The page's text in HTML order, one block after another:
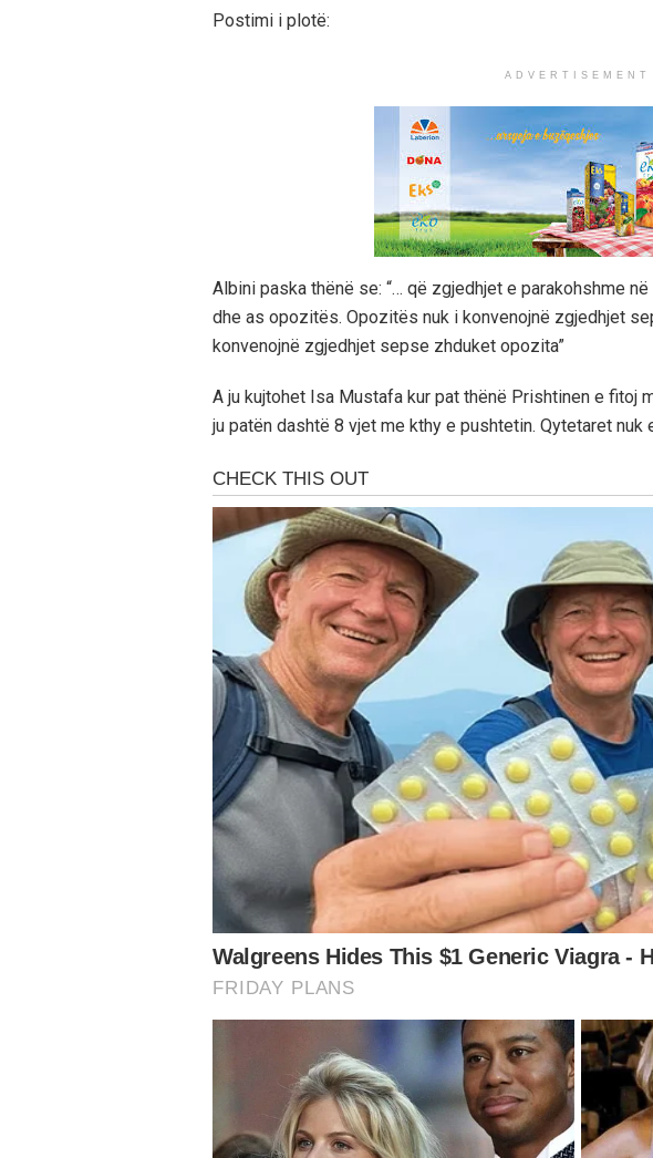
Postimi i plotë:
ADVERTISEMENT
Albini paska thënë se: “… që zgjedhjet e parakohshme
dhe as opozitës. Opozitës nuk i konvenojnë zgjedhjet
konvenojnë zgjedhjet sepse zhduket opozita”
A ju kujtohet Isa Mustafa kur pat thënë Prishtinen e fitoj
ju patën dashtë 8 vjet me kthy e pushtetin. Qytetaret nuk